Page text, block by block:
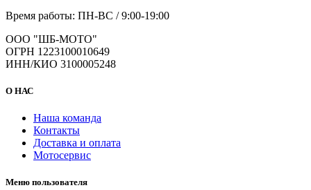
Время работы: ПН-ВС / 9:00-19:00
ООО "ШБ-МОТО"
ОГРН 1223100010649
ИНН/КИО 3100005248
О НАС
Наша команда
Контакты
Доставка и оплата
Мотосервис
Меню пользователя